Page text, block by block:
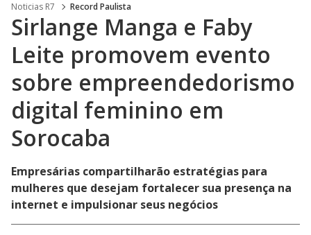
Noticias R7 Record Paulista
Sirlange Manga e Faby
Leite promovem evento
sobre empreendedorismo
digital feminino em
Sorocaba
Empresárias compartilharão estratégias para
mulheres que desejam fortalecer sua presença na
internet e impulsionar seus negócios